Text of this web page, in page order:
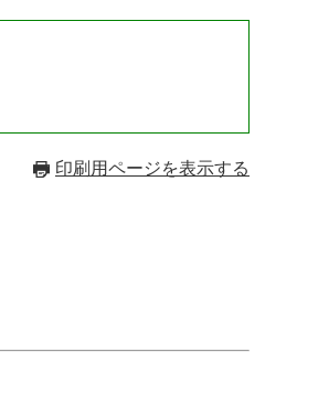
印刷用ページを表示する